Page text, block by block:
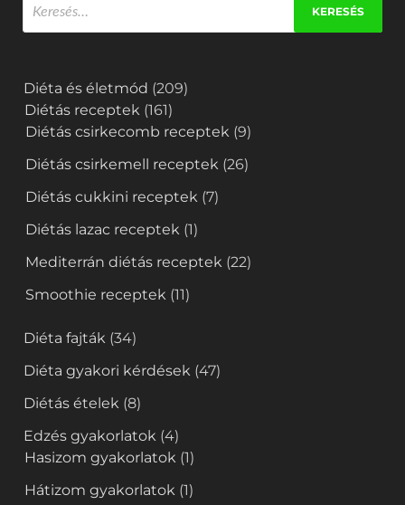
Diéta és életmód (209)
Diétás receptek (161)
Diétás csirkecomb receptek (9)
Diétás csirkemell receptek (26)
Diétás cukkini receptek (7)
Diétás lazac receptek (1)
Mediterrán diétás receptek (22)
Smoothie receptek (11)
Diéta fajták (34)
Diéta gyakori kérdések (47)
Diétás ételek (8)
Edzés gyakorlatok (4)
Hasizom gyakorlatok (1)
Hátizom gyakorlatok (1)